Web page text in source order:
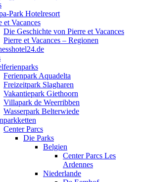
Park Hotelresort
et Vacances
Die Geschichte von Pierre et Vacances
Pierre et Vacances – Regionen
Ferienpark Aquadelta
Freizeitpark Slagharen
Vakantiepark Giethoorn
Villapark de Weerribben
Wasserpark Belterwiede
Center Parcs
Die Parks
Belgien
Center Parcs Les
Ardennes
Niederlande